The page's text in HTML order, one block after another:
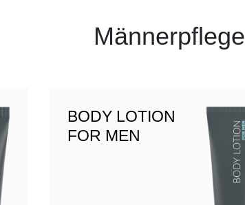
Männerpflege
BODY LOTION
FOR MEN